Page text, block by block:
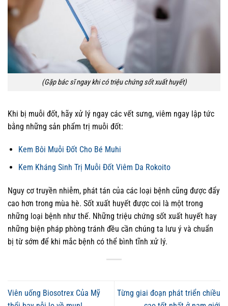
(Gặp bác sĩ ngay khi có triệu chứng sốt xuất huyết)
Khi bị muỗi đốt, hãy xử lý ngay các vết sưng, viêm ngay lập tức
bằng những sản phẩm trị muỗi đốt:
Kem Bôi Muỗi Đốt Cho Bé Muhi
Kem Kháng Sinh Trị Muỗi Đốt Viêm Da Rokoito
Nguy cơ truyền nhiễm, phát tán của các loại bệnh cũng được đẩy
cao hơn trong mùa hè. Sốt xuất huyết được coi là một trong
những loại bệnh như thế. Những triệu chứng sốt xuất huyết hay
những biện pháp phòng tránh đều cần chúng ta lưu ý và chuẩn
bị từ sớm để khi mắc bệnh có thể bình tĩnh xử lý.
Viên uống Biosotrex Của Mỹ
Từng giai đoạn phát triển chiều